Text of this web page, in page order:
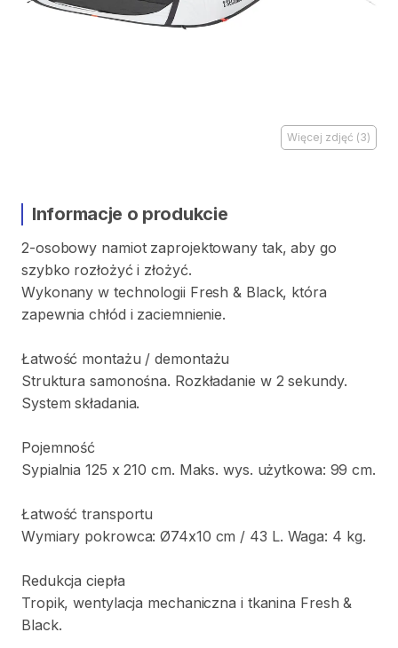
Więcej zdjęć (3)
Informacje o produkcie
2-osobowy namiot zaprojektowany tak​,​ aby go
szybko rozłożyć i złożyć.
Wykonany w technologii Fresh & Black​,​ która
zapewnia chłód i zaciemnienie.
Łatwość montażu ​/​ demontażu
Struktura samonośna. Rozkładanie w 2 sekundy.
System składania.
Pojemność
Sypialnia 125 x 210 cm. Maks. wys. użytkowa: 99 cm.
Łatwość transportu
Wymiary pokrowca: Ø74x10 cm ​/​ 43 L. Waga: 4 kg.
Redukcja ciepła
Tropik​,​ wentylacja mechaniczna i tkanina Fresh &
Black.